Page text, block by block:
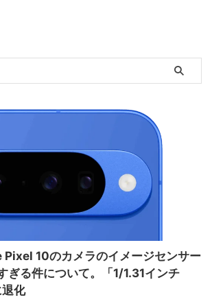
Pixel 10のカメラのイメージセンサー
ぎる件について。「1/1.31インチ
化